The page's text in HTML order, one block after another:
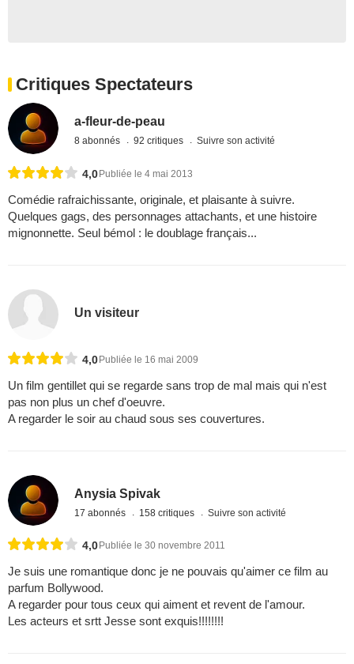
Critiques Spectateurs
a-fleur-de-peau
8 abonnés 92 critiques Suivre son activité
4,0Publiée le 4 mai 2013
Comédie rafraichissante, originale, et plaisante à suivre.
Quelques gags, des personnages attachants, et une histoire
mignonnette. Seul bémol : le doublage français...
Un visiteur
4,0Publiée le 16 mai 2009
Un film gentillet qui se regarde sans trop de mal mais qui n'est
pas non plus un chef d'oeuvre.
A regarder le soir au chaud sous ses couvertures.
Anysia Spivak
17 abonnés 158 critiques Suivre son activité
4,0 Publiée le 30 novembre 2011
Je suis une romantique donc je ne pouvais qu'aimer ce film au
parfum Bollywood.
A regarder pour tous ceux qui aiment et revent de l'amour.
Les acteurs et srtt Jesse sont exquis!!!!!!!!